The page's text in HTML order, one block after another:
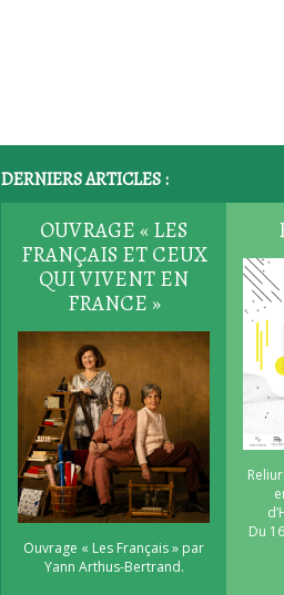
DERNIERS ARTICLES :
OUVRAGE « LES
FRANÇAIS ET CEUX
QUI VIVENT EN
FRANCE »
Ouvrage « Les Français » par
Yann Arthus-Bertrand.
Du